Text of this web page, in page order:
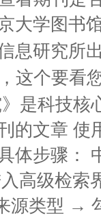
大学图书
息研究所
，这个要看
是科技核
的文章 使
体步骤：
高级检
源类型 →